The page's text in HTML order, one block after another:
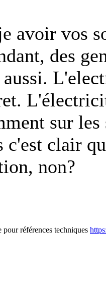
avoir vos
des
sur les
c'est clair
non?
références techniques